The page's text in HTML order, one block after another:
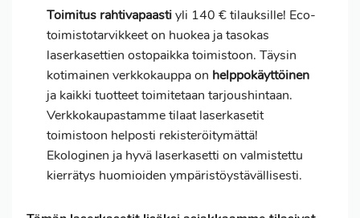
Toimitus rahtivapaastiyli 140 € tilauksille! Eco-
toimistotarvikkeet on huokea ja tasokas
laserkasettien ostopaikka toimistoon. Täysin
kotimainen verkkokauppa on helppokäyttöinen
ja kaikki tuotteet toimitetaan tarjoushintaan.
Verkkokaupastamme tilaat laserkasetit
toimistoon helposti rekisteröitymättä!
Ekologinen ja hyvä laserkasetti on valmistettu
kierrätys huomioiden ympäristöystävällisesti.